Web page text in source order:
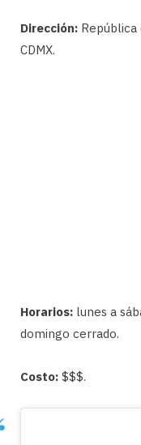
Dirección: República
CDMX.
Horarios: lunes a
domingo cerrado.
Costo: $$$.